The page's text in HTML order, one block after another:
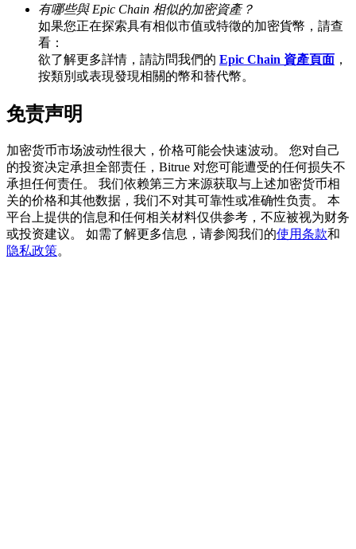
BTC 專享獎勵
充值並交易BTC瓜分 25,000 USDT 獎池！
充值CASHCAT & 赢取
瓜分 500000 CASHCAT 獎池
BitMart 用戶遷移專享
有哪些與 Epic Chain 相似的加密資產？
如果您正在探索具有相似市值或特徵的加密貨幣，請查
看：
欲了解更多詳情，請訪問我們的 Epic Chain 資產頁面 ，
按類別或表現發現相關的幣和替代幣。
免责声明
加密货币市场波动性很大，价格可能会快速波动。 您对自己
的投资决定承担全部责任，Bitrue 对您可能遭受的任何损失不
承担任何责任。 我们依赖第三方来源获取与上述加密货币相
关的价格和其他数据，我们不对其可靠性或准确性负责。 本
平台上提供的信息和任何相关材料仅供参考，不应被视为财务
或投资建议。 如需了解更多信息，请参阅我们的使用条款和
隐私政策。